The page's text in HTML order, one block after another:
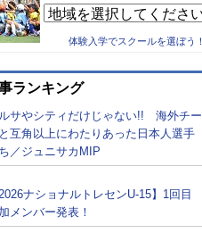
体験入学でスクールを選ぼう！
ランキング
サやシティだけじゃない!! 海外チー
互角以上にわたりあった日本人選手
／ジュニサカMIP
2026ナショナルトレセンU-15】1回目
メンバー発表！